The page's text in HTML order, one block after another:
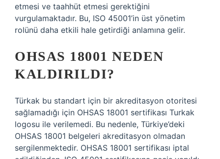
etmesi ve taahhüt etmesi gerektiğini
vurgulamaktadır. Bu, ISO 45001’in üst yönetim
rolünü daha etkili hale getirdiği anlamına gelir.
OHSAS 18001 NEDEN
KALDIRILDI?
Türkak bu standart için bir akreditasyon otoritesi
sağlamadığı için OHSAS 18001 sertifikası Turkak
logosu ile verilemedi. Bu nedenle, Türkiye’deki
OHSAS 18001 belgeleri akreditasyon olmadan
sergilenmektedir. OHSAS 18001 sertifikası iptal